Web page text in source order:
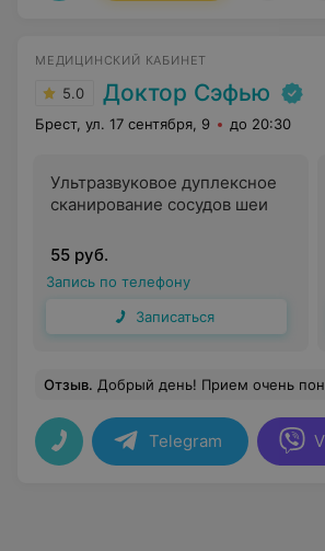
МЕДИЦИНСКИЙ КАБИНЕТ
5.0 Доктор Сэфью
Брест, ул. 17 сентября, 9 до 20:30
Ультразвуковое дуплексное
сканирование сосудов шеи
55 руб.
Запись по телефону
Записаться
Отзыв. Добрый день! Прием очень понравился. Очень грамотный специалист,
Telegram